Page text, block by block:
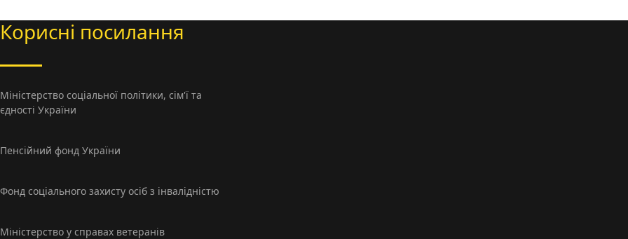
Корисні посилання
Міністерство соцiальної політики, сім'ї та
єдності України
Пенсійний фонд України
Фонд соціального захисту осіб з інвалідністю
Міністерство у справах ветеранів